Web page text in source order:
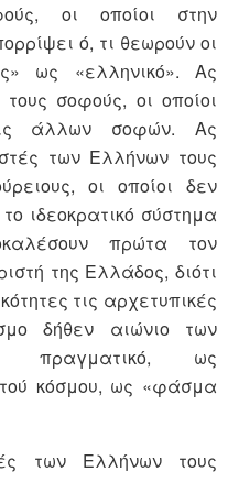
οι οποίοι στην
ό, τι θεωρούν οι
ως «ελληνικό». Ας
σοφούς, οι οποίοι
άλλων σοφών. Ας
των Ελλήνων τους
οι οποίοι δεν
ιδεοκρατικό σύστημα
πρώτα τον
της Ελλάδος, διότι
τις αρχετυπικές
δήθεν αιώνιο των
πραγματικό, ως
κόσμου, ως «φάσμα
των Ελλήνων τους